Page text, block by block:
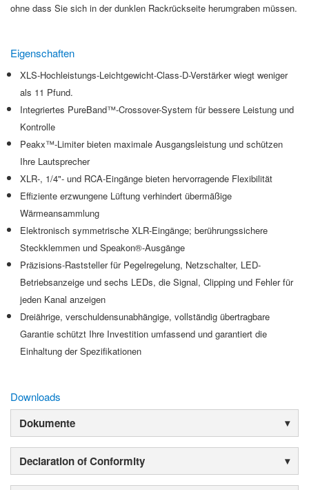
ohne dass Sie sich in der dunklen Rackrückseite herumgraben müssen.
Eigenschaften
XLS-Hochleistungs-Leichtgewicht-Class-D-Verstärker wiegt weniger
als 11 Pfund.
Integriertes PureBand™-Crossover-System für bessere Leistung und
Kontrolle
Peakx™-Limiter bieten maximale Ausgangsleistung und schützen
Ihre Lautsprecher
XLR-, 1/4"- und RCA-Eingänge bieten hervorragende Flexibilität
Effiziente erzwungene Lüftung verhindert übermäßige
Wärmeansammlung
Elektronisch symmetrische XLR-Eingänge; berührungssichere
Steckklemmen und Speakon®-Ausgänge
Präzisions-Raststeller für Pegelregelung, Netzschalter, LED-
Betriebsanzeige und sechs LEDs, die Signal, Clipping und Fehler für
jeden Kanal anzeigen
Dreiährige, verschuldensunabhängige, vollständig übertragbare
Garantie schützt Ihre Investition umfassend und garantiert die
Einhaltung der Spezifikationen
Downloads
Dokumente
Declaration of Conformity